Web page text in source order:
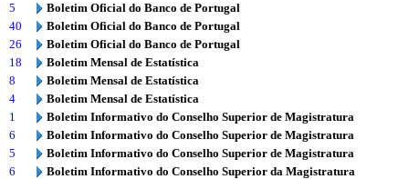
5
Boletim Oficial do Banco de Portugal
40
Boletim Oficial do Banco de Portugal
26
Boletim Oficial do Banco de Portugal
18
Boletim Mensal de Estatística
8
Boletim Mensal de Estatística
4
Boletim Mensal de Estatística
1
Boletim Informativo do Conselho Superior de Magistratura
6
Boletim Informativo do Conselho Superior de Magistratura
5
Boletim Informativo do Conselho Superior de Magistratura
6
Boletim Informativo do Conselho Superior da Magistratura